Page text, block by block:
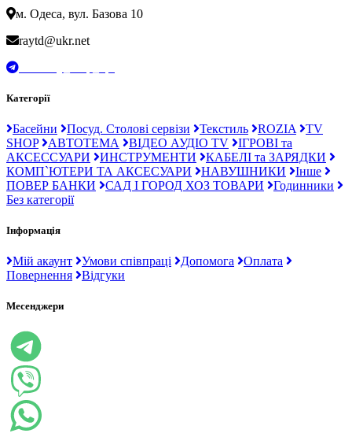
м. Одеса, вул. Базова 10
raytd@ukr.net
Категорії
Басейни Посуд. Столові сервізи Текстиль ROZIA
TV
SHOP
АВТОТЕМА ВІДЕО АУДІО TV
ІГРОВІ та
АКСЕССУАРИ
ИНСТРУМЕНТИ
КАБЕЛІ та ЗАРЯДКИ
КОМП`ЮТЕРИ ТА АКСЕСУАРИ
НАВУШНИКИ
Інше
ПОВЕР БАНКИ
САД І ГОРОД ХОЗ ТОВАРИ
Годинники
Без категорії
Інформація
Мій акаунт Умови співпраці Допомога
Оплата
Повернення
Відгуки
Месенджери